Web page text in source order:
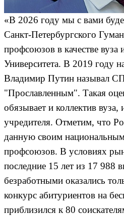
«В 2026 году мы с вами
Санкт-Петербургского
профсоюзов в качестве вуза
Университета. В 2019 году
Владимир Путин называл
"Прославленным". Такая
обязывает и коллектив
учредителя. Отметим, что
данную своим
профсоюзов. В условиях
последние 15 лет из 17
безработными оказались
конкурс абитуриентов на
приблизился к 80